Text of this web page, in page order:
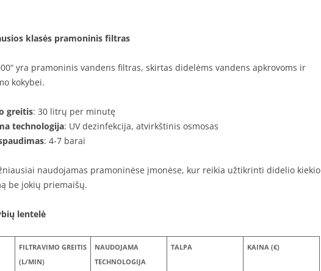
klasės pramoninis filtras
yra pramoninis vandens filtras, skirtas didelėms vandens apkrovoms ir
kokybei.
greitis: 30 litrų per minutę
technologija: UV dezinfekcija, atvirkštinis osmosas
: 4-7 barai
naudojamas pramoninėse įmonėse, kur reikia užtikrinti didelio kiekio
be jokių priemaišų.
lentelė
FILTRAVIMO GREITIS
(L/MIN)
NAUDOJAMA
TECHNOLOGIJA
TALPA KAINA (€)